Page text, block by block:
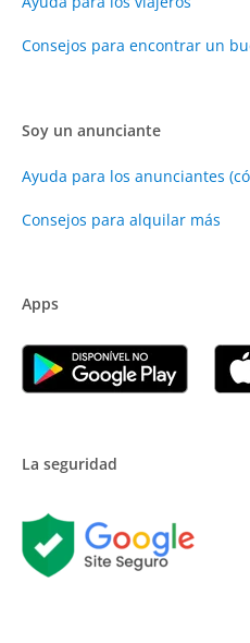
Consejos para encontrar un
Soy un anunciante
Ayuda para los anunciantes
Consejos para alquilar más
Apps
La seguridad